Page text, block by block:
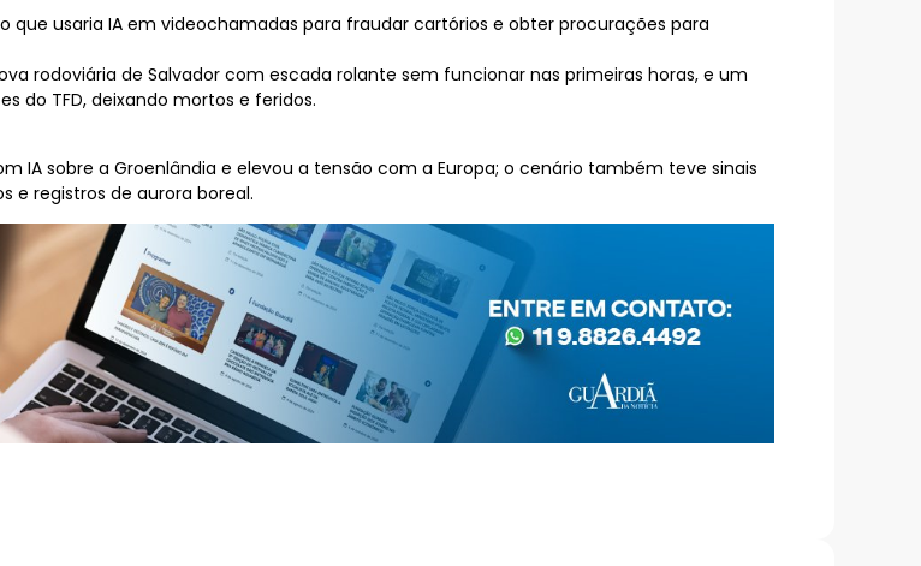
usaria IA em videochamadas para fraudar cartórios e obter procurações para
rodoviária de Salvador com escada rolante sem funcionar nas primeiras horas, e um
do TFD, deixando mortos e feridos.
IA sobre a Groenlândia e elevou a tensão com a Europa; o cenário também teve sinais
e registros de aurora boreal.